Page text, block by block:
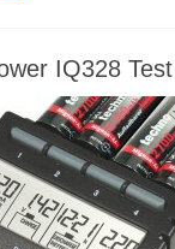
IQ328 Test